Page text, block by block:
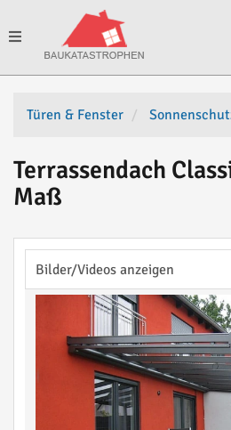
Toggle
navigation
Türen & Fenster
Terrassendach
Maß
Bilder/Videos anzeigen